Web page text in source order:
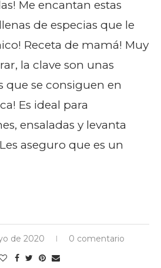
Me encantan estas
de especias que le
Receta de mamá! Muy
la clave son unas
que se consiguen en
Es ideal para
ensaladas y levanta
aseguro que es un
de 2020 0 comentario